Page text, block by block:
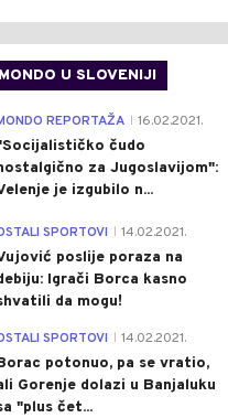
MONDO U SLOVENIJI
REPORTAŽA 16.02.2021.
čudo
za Jugoslavijom":
je izgubilo n...
SPORTOVI 14.02.2021.
poslije poraza na
Igrači Borca kasno
da mogu!
SPORTOVI 14.02.2021.
potonuo, pa se vratio,
Gorenje dolazi u Banjaluku
"plus čet...